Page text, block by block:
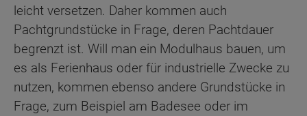
leicht versetzen. Daher kommen auch
Pachtgrundstücke in Frage, deren Pachtdauer
begrenzt ist. Will man ein Modulhaus bauen, um
es als Ferienhaus oder für industrielle Zwecke zu
nutzen, kommen ebenso andere Grundstücke in
Frage, zum Beispiel am Badesee oder im